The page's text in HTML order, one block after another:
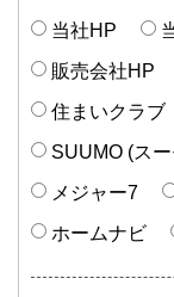
当社HP
販売会社HP
住まいクラブ
SUUMO (ス
メジャー7
ホームナビ